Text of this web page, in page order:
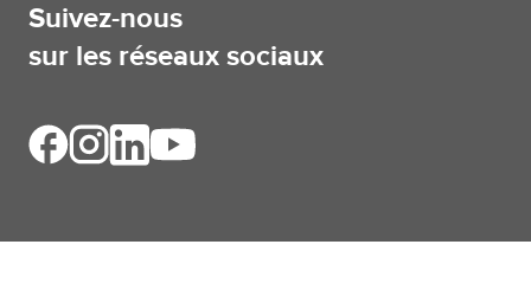
Suivez-nous
sur les réseaux sociaux